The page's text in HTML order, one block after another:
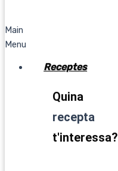
Main
Menu
Receptes
Quina
recepta
t'interessa?